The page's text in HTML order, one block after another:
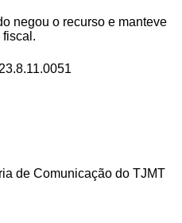
negou o recurso e manteve
de Comunicação do TJMT